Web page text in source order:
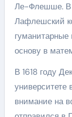
Ле-Флешше. В
Лафлешский
основу в
В 1618 году
университете
внимание на